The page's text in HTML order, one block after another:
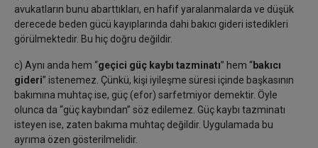
avukatların bunu abarttıkları, en hafif yaralanmalarda ve düşük
derecede beden gücü kayıplarında dahi bakıcı gideri istedikleri
görülmektedir. Bu hiç doğru değildir.
c) Aynı anda hem “geçici güç kaybı tazminatı” hem “bakıcı
gideri” istenemez. Çünkü, kişi iyileşme süresi içinde başkasının
bakımına muhtaç ise, güç (efor) sarfetmiyor demektir. Öyle
olunca da “güç kaybından” söz edilemez. Güç kaybı tazminatı
isteyen ise, zaten bakıma muhtaç değildir. Uygulamada bu
ayrıma özen gösterilmelidir.